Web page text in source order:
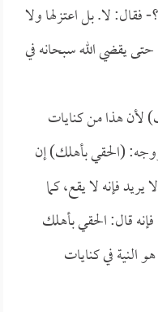
لا. بل اعتزلها ولا
يقضي الله سبحانه في
لأن هذا من كنايات
لزوجه: (الحقي بأهلك) إن
فإنه لا يقع، كما
قال: الحقي بأهلك
النية في كنايات